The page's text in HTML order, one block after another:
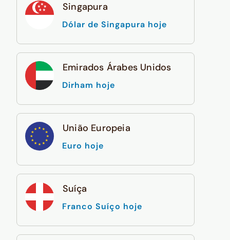
Singapura
Dólar de Singapura hoje
Emirados Árabes Unidos
Dirham hoje
União Europeia
Euro hoje
Suíça
Franco Suíço hoje